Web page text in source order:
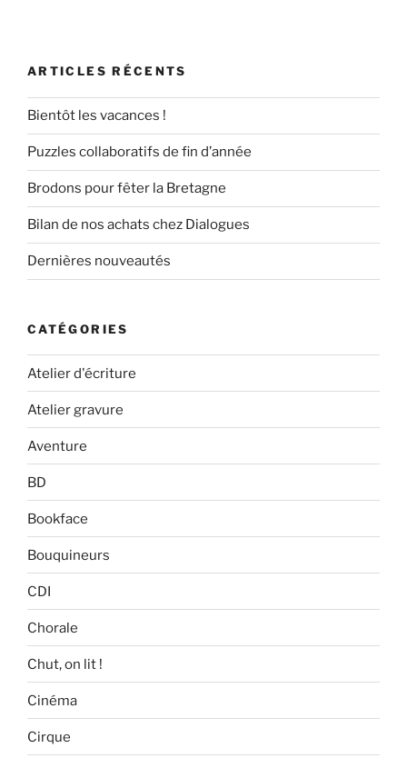
ARTICLES RÉCENTS
Bientôt les vacances !
Puzzles collaboratifs de fin d’année
Brodons pour fêter la Bretagne
Bilan de nos achats chez Dialogues
Dernières nouveautés
CATÉGORIES
Atelier d'écriture
Atelier gravure
Aventure
BD
Bookface
Bouquineurs
CDI
Chorale
Chut, on lit !
Cinéma
Cirque